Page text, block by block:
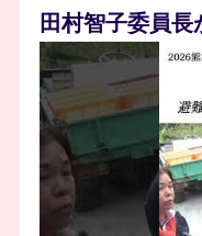
田村智子委員